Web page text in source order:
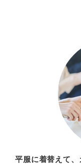
平服に着替えて